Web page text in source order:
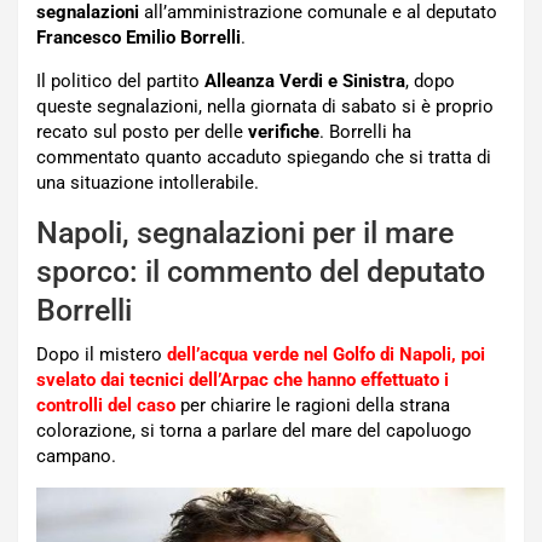
segnalazioni all’amministrazione comunale e al deputato
Francesco Emilio Borrelli.
Il politico del partito Alleanza Verdi e Sinistra, dopo
queste segnalazioni, nella giornata di sabato si è proprio
recato sul posto per delle verifiche. Borrelli ha
commentato quanto accaduto spiegando che si tratta di
una situazione intollerabile.
Napoli, segnalazioni per il mare
sporco: il commento del deputato
Borrelli
Dopo il mistero dell’acqua verde nel Golfo di Napoli, poi
svelato dai tecnici dell’Arpac che hanno effettuato i
controlli del caso per chiarire le ragioni della strana
colorazione, si torna a parlare del mare del capoluogo
campano.